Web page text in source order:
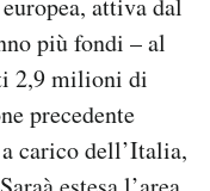
più fondi – al
2,9 milioni di
precedente
carico dell’Italia,